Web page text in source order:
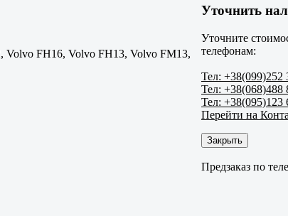
Volvo FH16, Volvo FH13, Volvo FM13,
Уточнить
Уточните
телефонам:
Тел: +38(099)252
Тел: +38(068)488
Тел: +38(095)123
Перейти на
Закрыть
Предзаказ по